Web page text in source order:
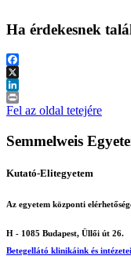
Ha érdekesnek
Facebook
X
LinkedIn
Print
Fel az oldal tetejére
Semmelweis
Kutató-Elitegyetem
Az egyetem központi
H - 1085 Budapest, Üllői út 26.
Betegellátó klinikáink és